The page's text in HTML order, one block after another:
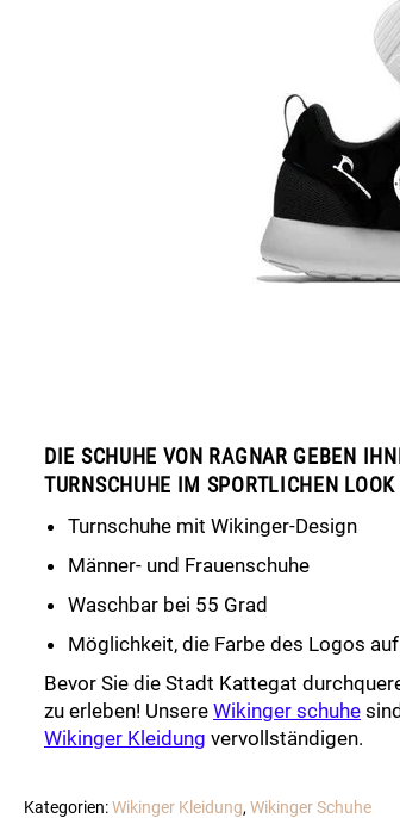
DIE SCHUHE VON RAGNAR GEBEN
TURNSCHUHE IM SPORTLICHEN
Turnschuhe mit Wikinger-Design
Männer- und Frauenschuhe
Waschbar bei 55 Grad
Möglichkeit, die Farbe des Logos
Bevor Sie die Stadt Kattegat
zu erleben! Unsere Wikinger schuhe
Wikinger Kleidung vervollständigen.
Kategorien:Wikinger Kleidung, Wikinger Schuhe